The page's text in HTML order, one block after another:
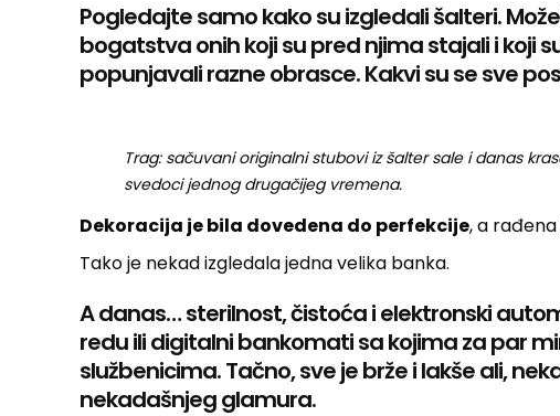
Pogledajte samo kako su izgledali šalteri.
bogatstva onih koji su pred njima stajali i koji
popunjavali razne obrasce. Kakvi su se sve
Trag: sačuvani originalni stubovi iz šalter sale i danas
svedoci jednog drugačijeg vremena.
Dekoracija je bila dovedena do perfekcije, a
Tako je nekad izgledala jedna velika banka.
A danas… sterilnost, čistoća i elektronski
redu ili digitalni bankomati sa kojima za par
službenicima. Tačno, sve je brže i lakše ali,
nekadašnjeg glamura.